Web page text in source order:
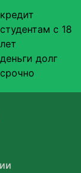
кредит
студентам с 18
лет
деньги долг
срочно